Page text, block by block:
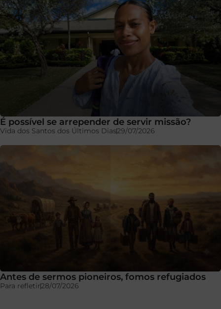
É possível se arrepender de servir missão?
Vida dos Santos dos Últimos Dias29/07/2026
Antes de sermos pioneiros, fomos refugiados
Para refletir28/07/2026